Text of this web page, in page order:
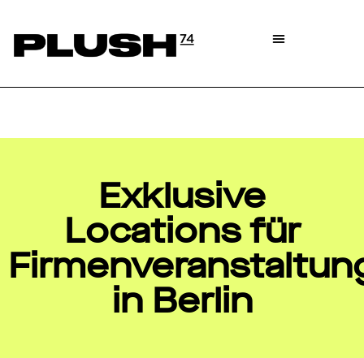
Exklusive
Locations für
in Berlin